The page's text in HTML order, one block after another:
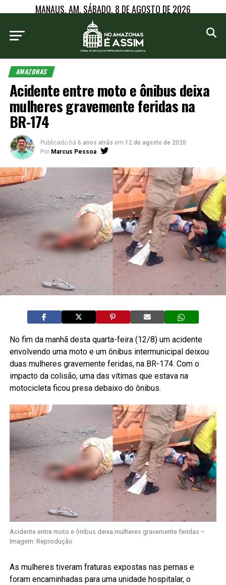
MANAUS, AM, SÁBADO, 8 DE AGOSTO DE 2026
AMAZONAS
Acidente entre moto e ônibus deixa
mulheres gravemente feridas na
BR-174
Publicado há 6 anos atrás em 12 de agosto de 2020
Por Marcus Pessoa
No fim da manhã desta quarta-feira (12/8) um acidente
envolvendo uma moto e um ônibus intermunicipal deixou
duas mulheres gravemente feridas, na BR-174. Com o
impacto da colisão, uma das vítimas que estava na
motocicleta ficou presa debaixo do ônibus.
Acidente entre moto e ônibus deixa mulheres gravemente feridas –
Imagem: Reprodução
As mulheres tiveram fraturas expostas nas pernas e
foram encaminhadas para uma unidade hospitalar, o